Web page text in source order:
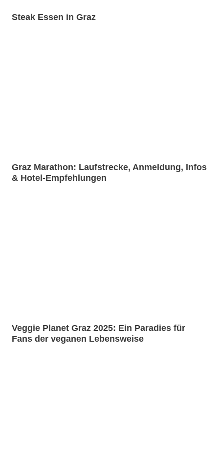
Steak Essen in Graz
Graz Marathon: Laufstrecke, Anmeldung, Infos
& Hotel-Empfehlungen
Veggie Planet Graz 2025: Ein Paradies für
Fans der veganen Lebensweise